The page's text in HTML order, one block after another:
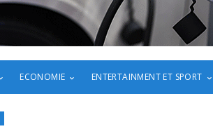
ECONOMIE ENTERTAINMENT ET SPORT